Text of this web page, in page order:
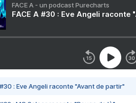
FACE A - un podcast Purecharts
FACE A #30 : Eve Angeli raconte
#30 : Eve Angeli raconte "Avant de partir"